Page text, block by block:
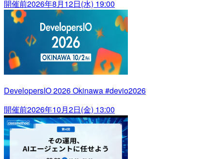
開催前2026年8月12日(水) 19:00
DevelopersIO 2026 Okinawa #devio2026
開催前2026年10月2日(金) 13:00